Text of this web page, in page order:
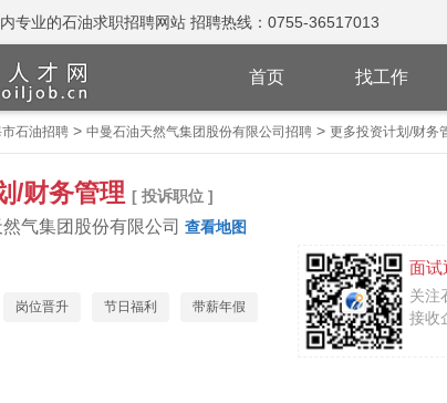
专业的石油求职招聘网站 招聘热线：0755-36517013
首页 找工作
石油招聘> 中曼石油天然气集团股份有限公司招聘> 更多投资计划/财务
/财务管理 [ 投诉职位 ]
气集团股份有限公司 查看地图
面试
关注
接收
岗位晋升 节日福利 带薪年假